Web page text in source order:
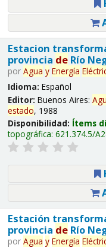
Estacion
provincia deRío
por Agua y Energía
Idioma: Español
Editor: Buenos Aires:
estado, 1988
Disponibilidad: Ítems
topográfica: 621.374.5/
Estación
provincia deRío
por Agua y Energía